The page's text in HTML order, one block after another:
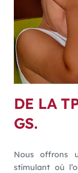
DE LA
GS.
Nous offrons
stimulant où